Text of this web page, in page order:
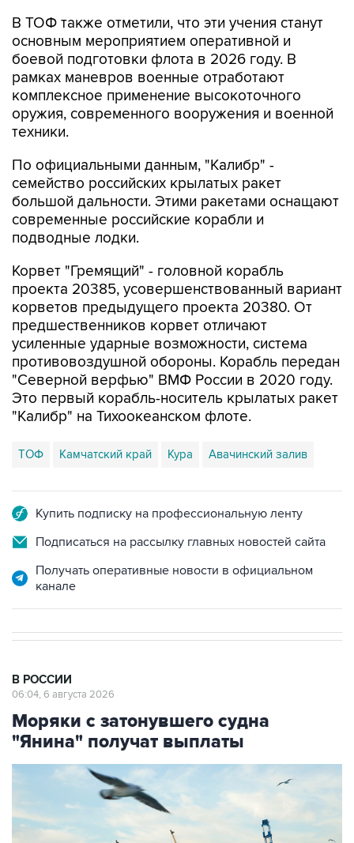
В ТОФ также отметили, что эти учения станут
основным мероприятием оперативной и
боевой подготовки флота в 2026 году. В
рамках маневров военные отработают
комплексное применение высокоточного
оружия, современного вооружения и военной
техники.
По официальными данным, "Калибр" -
семейство российских крылатых ракет
большой дальности. Этими ракетами оснащают
современные российские корабли и
подводные лодки.
Корвет "Гремящий" - головной корабль
проекта 20385, усовершенствованный вариант
корветов предыдущего проекта 20380. От
предшественников корвет отличают
усиленные ударные возможности, система
противовоздушной обороны. Корабль передан
"Северной верфью" ВМФ России в 2020 году.
Это первый корабль-носитель крылатых ракет
"Калибр" на Тихоокеанском флоте.
ТОФ Камчатский край Кура Авачинский залив
Купить подписку на профессиональную ленту
Подписаться на рассылку главных новостей сайта
Получать оперативные новости в официальном
канале
В РОССИИ
06:04, 6 августа 2026
Моряки с затонувшего судна
"Янина" получат выплаты